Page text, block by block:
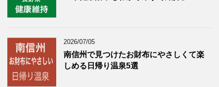
2026/07/05
南信州で見つけたお財布にやさしくて楽
しめる日帰り温泉5選